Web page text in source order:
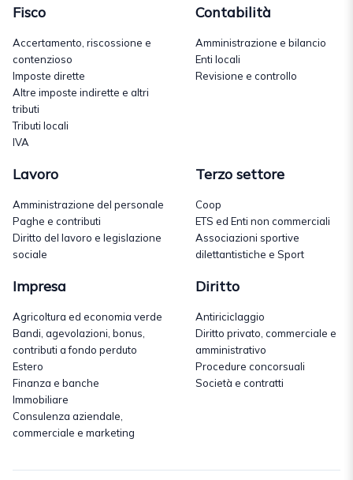
Fisco
Accertamento, riscossione e
contenzioso
Imposte dirette
Altre imposte indirette e altri
tributi
Tributi locali
IVA
Contabilità
Amministrazione e bilancio
Enti locali
Revisione e controllo
Lavoro
Amministrazione del personale
Paghe e contributi
Diritto del lavoro e legislazione
sociale
Terzo settore
Coop
ETS ed Enti non commerciali
Associazioni sportive
dilettantistiche e Sport
Impresa
Agricoltura ed economia verde
Bandi, agevolazioni, bonus,
contributi a fondo perduto
Estero
Finanza e banche
Immobiliare
Consulenza aziendale,
commerciale e marketing
Diritto
Antiriciclaggio
Diritto privato, commerciale e
amministrativo
Procedure concorsuali
Società e contratti